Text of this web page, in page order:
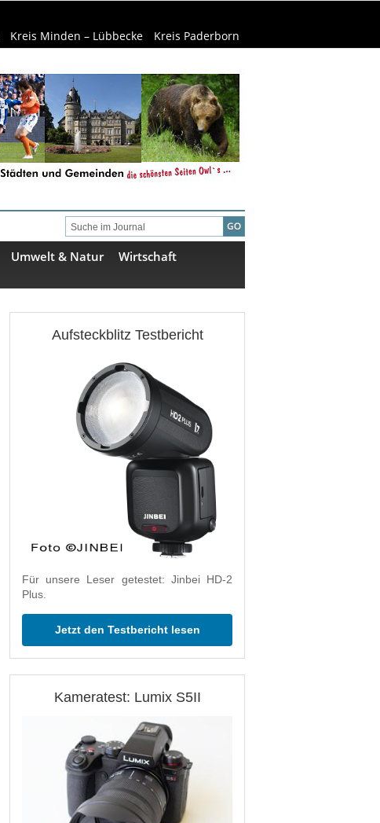
Kreis Minden – Lübbecke Kreis Paderborn
Umwelt & Natur
Wirtschaft
Aufsteckblitz Testbericht
Für unsere Leser getestet: Jinbei HD-2
Plus.
Jetzt den Testbericht lesen
Kameratest: Lumix S5II